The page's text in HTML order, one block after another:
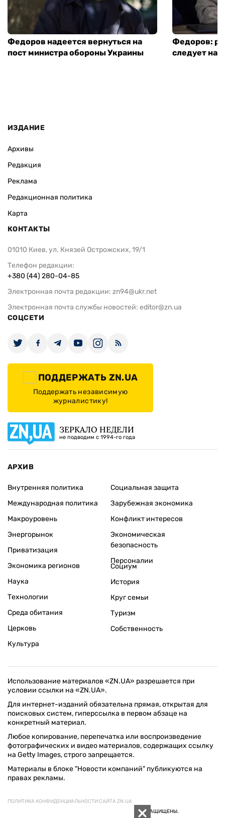
Федоров надеется вернуться на
пост министра обороны Украины
Федоров:
следует
ИЗДАНИЕ
Архивы
Редакция
Реклама
Редакционная политика
Карта
КОНТАКТЫ
01010 Киев, ул. Князей Острожских, 19/1
Телефон редакции:
+380 (44) 280-04-85
Электронная почта редакции: zn94@ukr.net
Электронная почта службы новостей: editor@zn.ua
СОЦСЕТИ
ПОДДЕРЖАТЬ ZN.UA
Поддержать независимую
журналистику!
ЗЕРКАЛО НЕДЕЛИ
не подводим с 1994-го года
АРХИВ
Внутренняя политика
Международная политика
Макроуровень
Энергорынок
Приватизация
Экономика регионов
Социальная защита
Зарубежная экономика
Конфликт интересов
Экономическая
безопасность
Персоналии
Наука
Технологии
Среда обитания
Церковь
Культура
Социум
История
Круг семьи
Туризм
Собственность
Использование материалов «ZN.UA» разрешается при
условии ссылки на «ZN.UA».
Для интернет-изданий обязательна прямая, открытая для
поисковых систем, гиперссылка в первом абзаце на
конкретный материал.
Любое копирование, перепечатка или воспроизведение
фотографических и видео материалов, содержащих ссылку
на Getty Images, строго запрещается.
Материалы в блоке "Новости компаний" публикуются на
правах рекламы.
ПОЛИТИКА КОНФИДЕНЦИАЛЬНОСТИ САЙТА ZN.UA
© 1994–2026 «ЗЕРКАЛО НЕДЕЛИ. УКРАИНА». ВСЕ ПРАВА ЗАЩИЩЕНЫ.